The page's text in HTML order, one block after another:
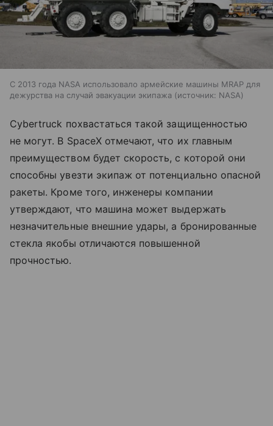
С 2013 года NASA использовало армейские машины MRAP для
дежурства на случай эвакуации экипажа
источник: NASA
Cybertruck похвастаться такой защищенностью
не могут. В SpaceX отмечают, что их главным
преимуществом будет скорость, с которой они
способны увезти экипаж от потенциально опасной
ракеты. Кроме того, инженеры компании
утверждают, что машина может выдержать
незначительные внешние удары, а бронированные
стекла якобы отличаются повышенной
прочностью.